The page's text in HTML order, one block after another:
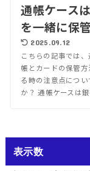
通帳ケース
を一緒に保
2025.09.12
こちらの記事では
帳とカードの保管
る時の注意点につ
か？ 通帳ケースは
表示数